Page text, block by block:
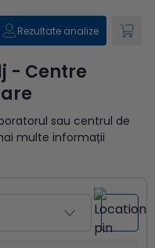
Rezultate analize
- Centre
sau centrul de
multe informații